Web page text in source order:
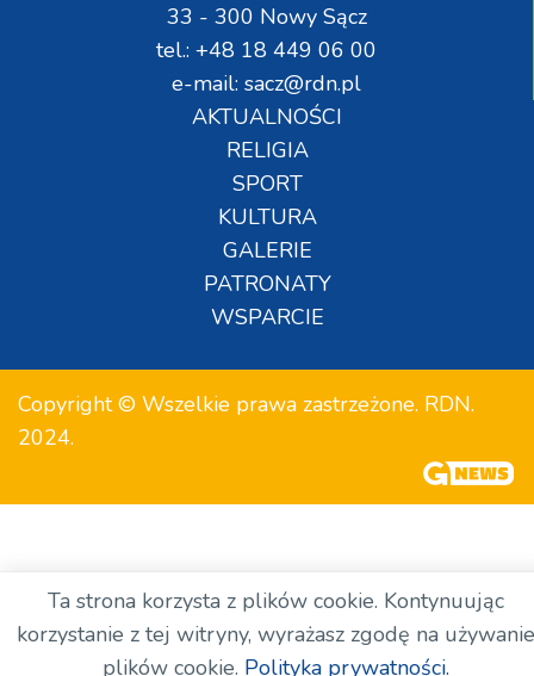
33 - 300 Nowy Sącz
tel.: +48 18 449 06 00
e-mail: sacz@rdn.pl
AKTUALNOŚCI
RELIGIA
SPORT
KULTURA
GALERIE
PATRONATY
WSPARCIE
Copyright © Wszelkie prawa zastrzeżone. RDN.
2024.
Ta strona korzysta z plików cookie. Kontynuując
korzystanie z tej witryny, wyrażasz zgodę na używanie
plików cookie. Polityka prywatności.